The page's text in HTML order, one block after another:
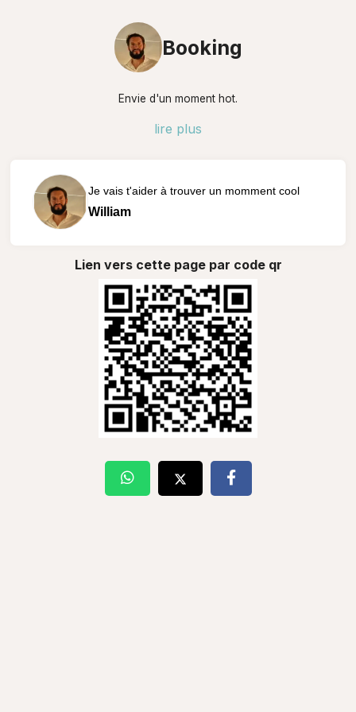
Booking
Envie d'un moment hot.
lire plus
Je vais t'aider à trouver un momment cool
William
Lien vers cette page par code qr